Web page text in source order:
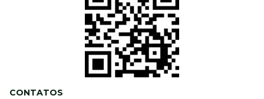
CONTATOS